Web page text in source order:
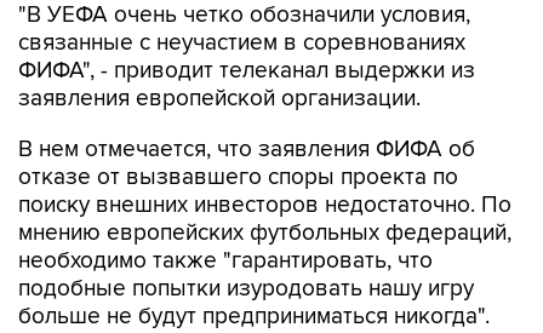
"В УЕФА очень четко обозначили условия,
связанные с неучастием в соревнованиях
ФИФА", - приводит телеканал выдержки из
заявления европейской организации.
В нем отмечается, что заявления ФИФА об
отказе от вызвавшего споры проекта по
поиску внешних инвесторов недостаточно. По
мнению европейских футбольных федераций,
необходимо также "гарантировать, что
подобные попытки изуродовать нашу игру
больше не будут предприниматься никогда".